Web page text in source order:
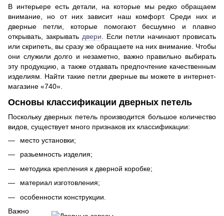
В интерьере есть детали, на которые мы редко обращаем
внимание, но от них зависит наш комфорт. Среди них и
дверные петли, которые помогают бесшумно и плавно
открывать, закрывать двери. Если петли начинают провисать
или скрипеть, вы сразу же обращаете на них внимание. Чтобы
они служили долго и незаметно, важно правильно выбирать
эту продукцию, а также отдавать предпочтение качественным
изделиям. Найти такие петли дверные вы можете в интернет-
магазине «740».
Основы классификации дверных петель
Поскольку дверных петель производится большое количество
видов, существует много признаков их классификации:
место установки;
разьемность изделия;
методика крепления к дверной коробке;
материал изготовления;
особенности конструкции.
Важно